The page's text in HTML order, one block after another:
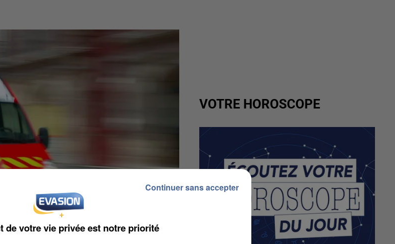
VOTRE HOROSCOPE
de votre vie privée est notre priorité
Continuer sans accepter